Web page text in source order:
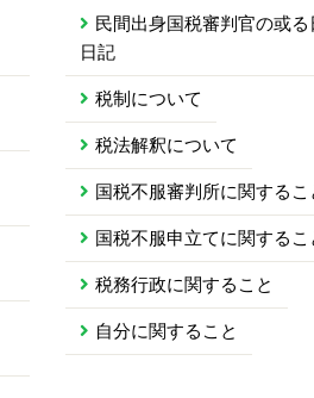
民間出身国税審判官の或る
日記
税制について
税法解釈について
国税不服審判所に関するこ
国税不服申立てに関するこ
税務行政に関すること
自分に関すること